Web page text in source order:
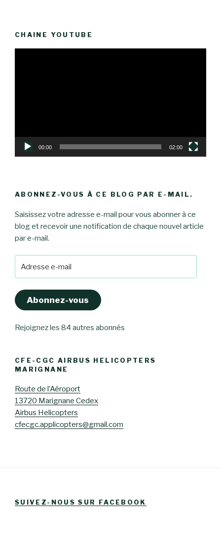
CHAINE YOUTUBE
00:00 02:00
ABONNEZ-VOUS À CE BLOG PAR E-MAIL.
Saisissez votre adresse e-mail pour vous abonner à ce
blog et recevoir une notification de chaque nouvel article
par e-mail.
e-
Abonnez-vous
Rejoignez les 84 autres abonnés
CFE-CGC AIRBUS HELICOPTERS
MARIGNANE
Route de l’Aéroport
13720 Marignane Cedex
Airbus Helicopters
cfecgc.applicopters@gmail.com
SUIVEZ-NOUS SUR FACEBOOK